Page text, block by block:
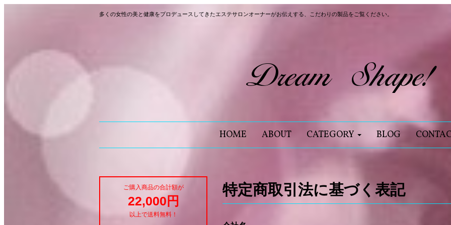
多くの女性の美と健康をプロデュースしてきたエステサロンオーナーがお伝えする、こだわりの製品をご覧ください。
HOME ABOUT CATEGORY BLOG
特定商取引法に基づく表記
ご購入商品の合計額が
22,000円
以上で送料無料！